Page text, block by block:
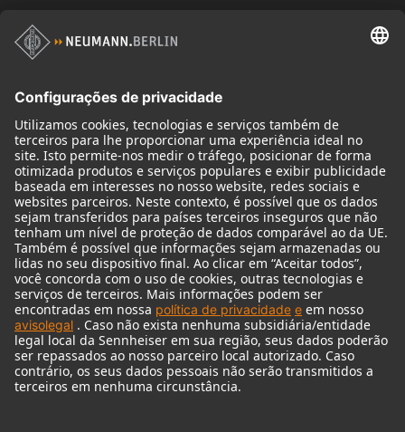
Produtos
Microfones
Acessórios de microfone
Monitores
Acessórios de monitores
Fones de ouvido
Microfones históricos
Audio Interface